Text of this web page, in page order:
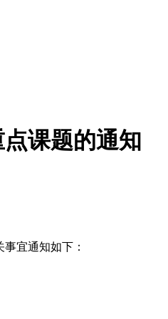
课题的通知
宜通知如下：